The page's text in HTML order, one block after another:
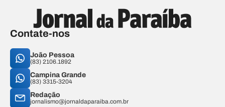
Contate-nos
João Pessoa
(83) 2106.1892
Campina Grande
(83) 3315-3204
Redação
jornalismo@jornaldaparaiba.com.br